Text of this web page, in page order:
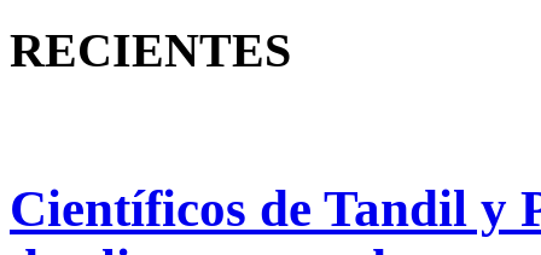
RECIENTES
Científicos de Tandil y